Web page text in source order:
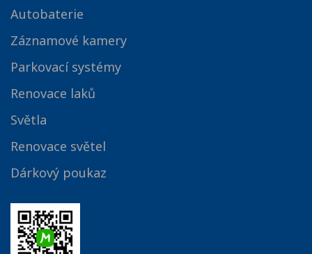
Autobaterie
Záznamové kamery
Parkovací systémy
Renovace laků
Světla
Renovace světel
Dárkový poukaz